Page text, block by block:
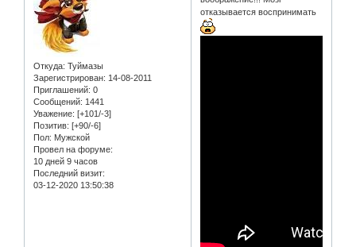
Откуда: Туймазы
Зарегистрирован: 14-08-2011
Приглашений: 0
Сообщений: 1441
Уважение: [+101/-3]
Позитив: [+90/-6]
Пол: Мужской
Провел на форуме:
10 дней 9 часов
Последний визит:
03-12-2020 13:50:38
отказывается воспринимать